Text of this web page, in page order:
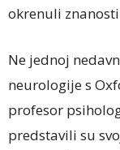
okrenuli
Ne jednoj
neurologije s
profesor
predstavili su